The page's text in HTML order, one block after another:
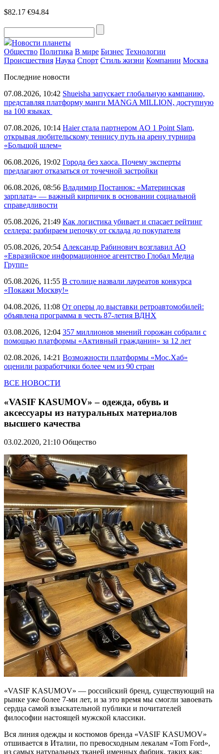
$82.17 €94.84
Новости планеты
Общество Политика В мире Бизнес Технологии
Происшествия Наука Спорт Стиль жизни Компании Москва
Последние новости
07.08.2026, 10:42 Shueisha запускает глобальную кампанию,
представляя платформу манги MANGA MILLION, доступную
на 100 языках
07.08.2026, 10:14 Haier стала партнером AO 1 Point Slam,
открывая любительскому теннису путь на арену турнира
«Большой шлем»
06.08.2026, 19:02 Города без хаоса. Почему эксперты
предлагают отказаться от точечной застройки
06.08.2026, 08:56 Владимир Постанюк: «Материнская
зарплата» — важный кирпичик в основании социальной
справедливости
05.08.2026, 21:49 Как логистика убивает и спасает рейтинг
селлера: разбираем цепочку от склада до покупателя
05.08.2026, 20:54 Александр Рабинович возглавил АО
«Евразийское информационное агентство Глобал Медиа
Групп»
05.08.2026, 11:55 В столице назвали лауреатов конкурса
«Покажи Москву!»
04.08.2026, 11:08 От оперы до выставки ретроавтомобилей:
объявлена программа в честь 87-летия ВДНХ
03.08.2026, 12:04 357 миллионов мнений горожан собрали с
помощью платформы «Активный гражданин» за 12 лет
02.08.2026, 14:21 Возможности платформы «Мос.Хаб»
оценили разработчики более чем из 90 стран
ВСЕ НОВОСТИ
«VASIF KASUMOV» – одежда, обувь и
аксессуары из натуральных материалов
высшего качества
03.02.2020, 21:10 Общество
«VASIF KASUMOV» — российский бренд, существующий на
рынке уже более 7-ми лет, и за это время мы смогли завоевать
сердца самой взыскательной публики и почитателей
философии настоящей мужской классики.⠀
Вся линия одежды и костюмов бренда «VASIF KASUMOV»
отшивается в Италии, по превосходным лекалам «Tom Ford»,
из самых натуральных тканей именных фабрик, таких как: